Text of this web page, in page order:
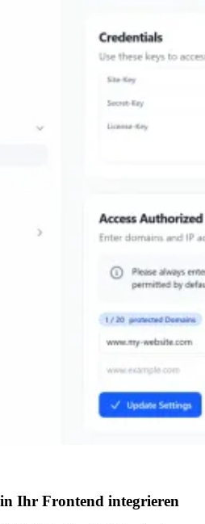
Ihr Frontend integrieren